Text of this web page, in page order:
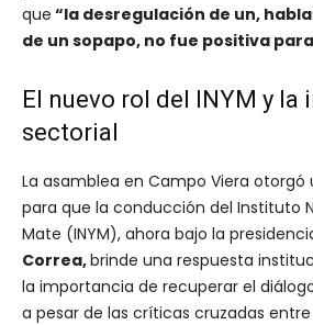
que “la desregulación de un,
de un sopapo, no fue positiva
El nuevo rol del INYM y la
sectorial
La asamblea en Campo Viera otorgó
para que la conducción del Instituto
Mate (INYM), ahora bajo la
Correa,brinde una respuesta
la importancia de recuperar el
a pesar de las críticas cruzadas